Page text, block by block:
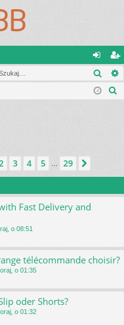
al
og
ar
ej
z 29
3 4 5 29
Fast Delivery and
o 08:51
télécommande choisir?
o 01:35
oder Shorts?
o 01:32